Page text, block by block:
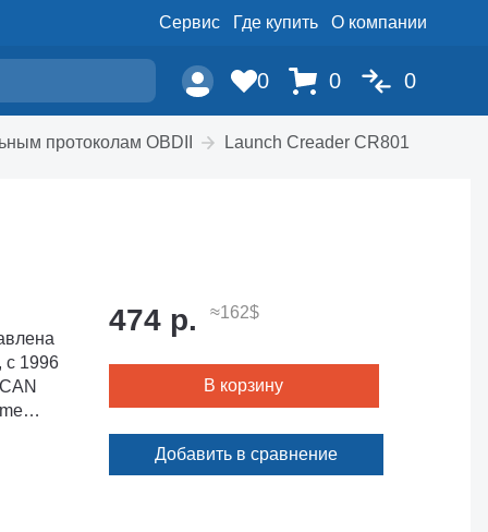
Сервис Где купить О компании
0 0 0
протоколам OBDII Launch Creader CR801
474 р. ≈162$
В корзину
Добавить в сравнение